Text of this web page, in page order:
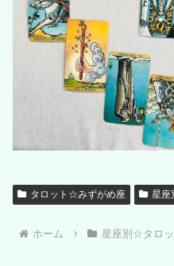
タロット☆みずがめ座 星座
ホーム 星座別☆タロッ